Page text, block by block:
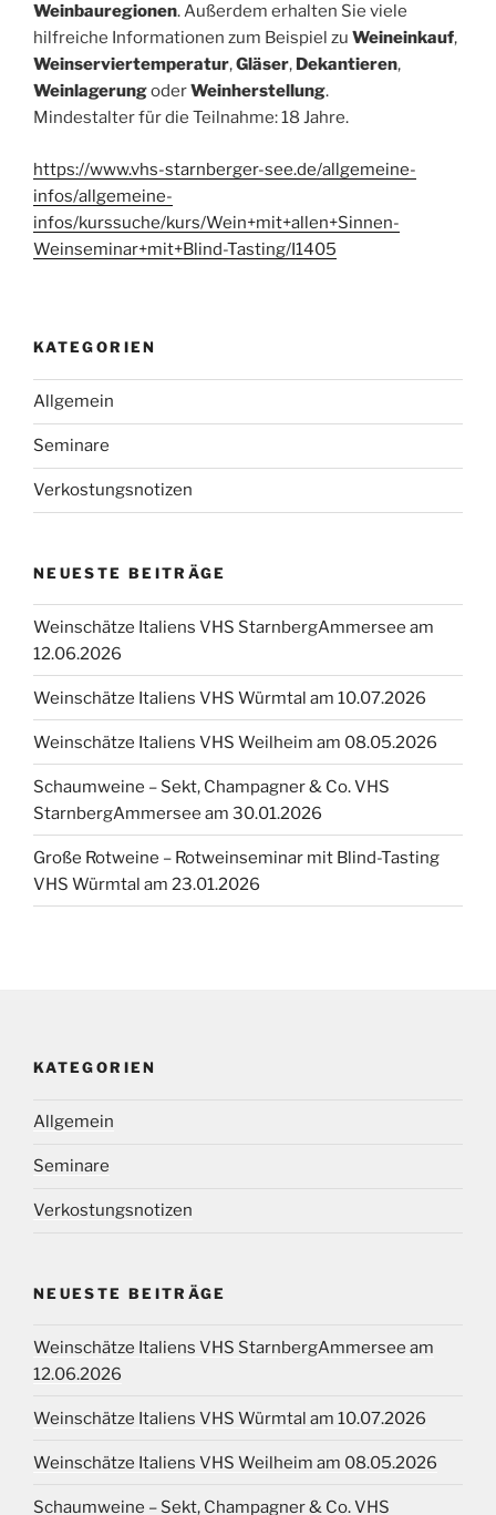
Weinbauregionen. Außerdem erhalten Sie viele
hilfreiche Informationen zum Beispiel zu Weineinkauf,
Weinserviertemperatur,Gläser, Dekantieren,
WeinlagerungoderWeinherstellung.
Mindestalter für die Teilnahme: 18 Jahre.
https://www.vhs-starnberger-see.de/allgemeine-
infos/allgemeine-
infos/kurssuche/kurs/Wein+mit+allen+Sinnen-
Weinseminar+mit+Blind-Tasting/I1405
KATEGORIEN
Allgemein
Seminare
Verkostungsnotizen
NEUESTE BEITRÄGE
Weinschätze Italiens VHS StarnbergAmmersee am
12.06.2026
Weinschätze Italiens VHS Würmtal am 10.07.2026
Weinschätze Italiens VHS Weilheim am 08.05.2026
Schaumweine – Sekt, Champagner & Co. VHS
StarnbergAmmersee am 30.01.2026
Große Rotweine – Rotweinseminar mit Blind-Tasting
VHS Würmtal am 23.01.2026
KATEGORIEN
Allgemein
Seminare
Verkostungsnotizen
NEUESTE BEITRÄGE
Weinschätze Italiens VHS StarnbergAmmersee am
12.06.2026
Weinschätze Italiens VHS Würmtal am 10.07.2026
Weinschätze Italiens VHS Weilheim am 08.05.2026
Schaumweine – Sekt, Champagner & Co. VHS